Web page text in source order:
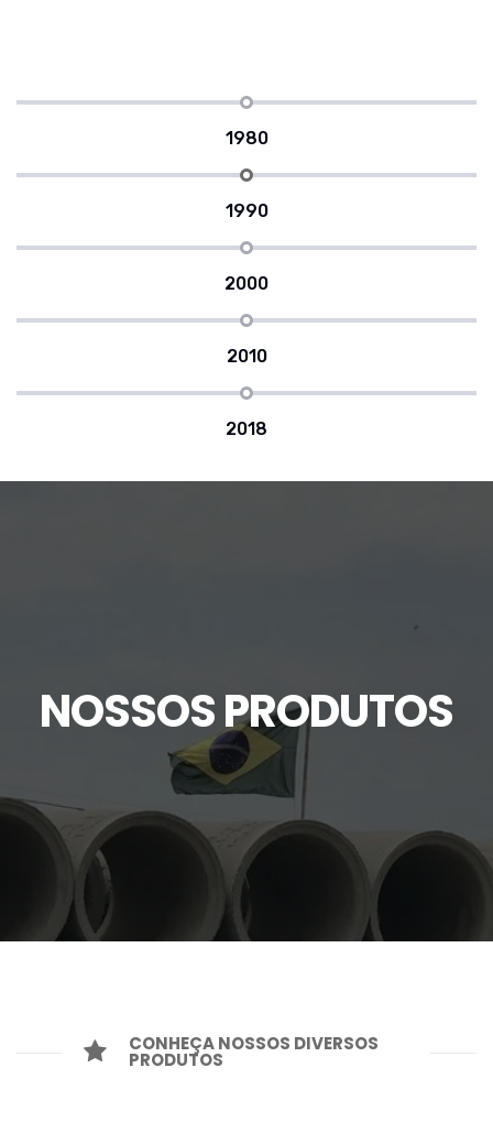
1980
1990
2000
2010
2018
NOSSOS PRODUTOS
CONHEÇA NOSSOS DIVERSOS
PRODUTOS